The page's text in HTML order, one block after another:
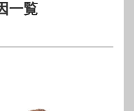
一覧